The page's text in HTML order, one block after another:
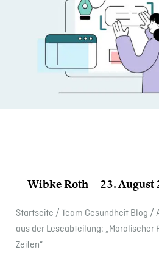
Wibke Roth 23. August
Start­seite / Team Gesund­heit Blog /
aus der Leseab­tei­lung:
Zeiten“